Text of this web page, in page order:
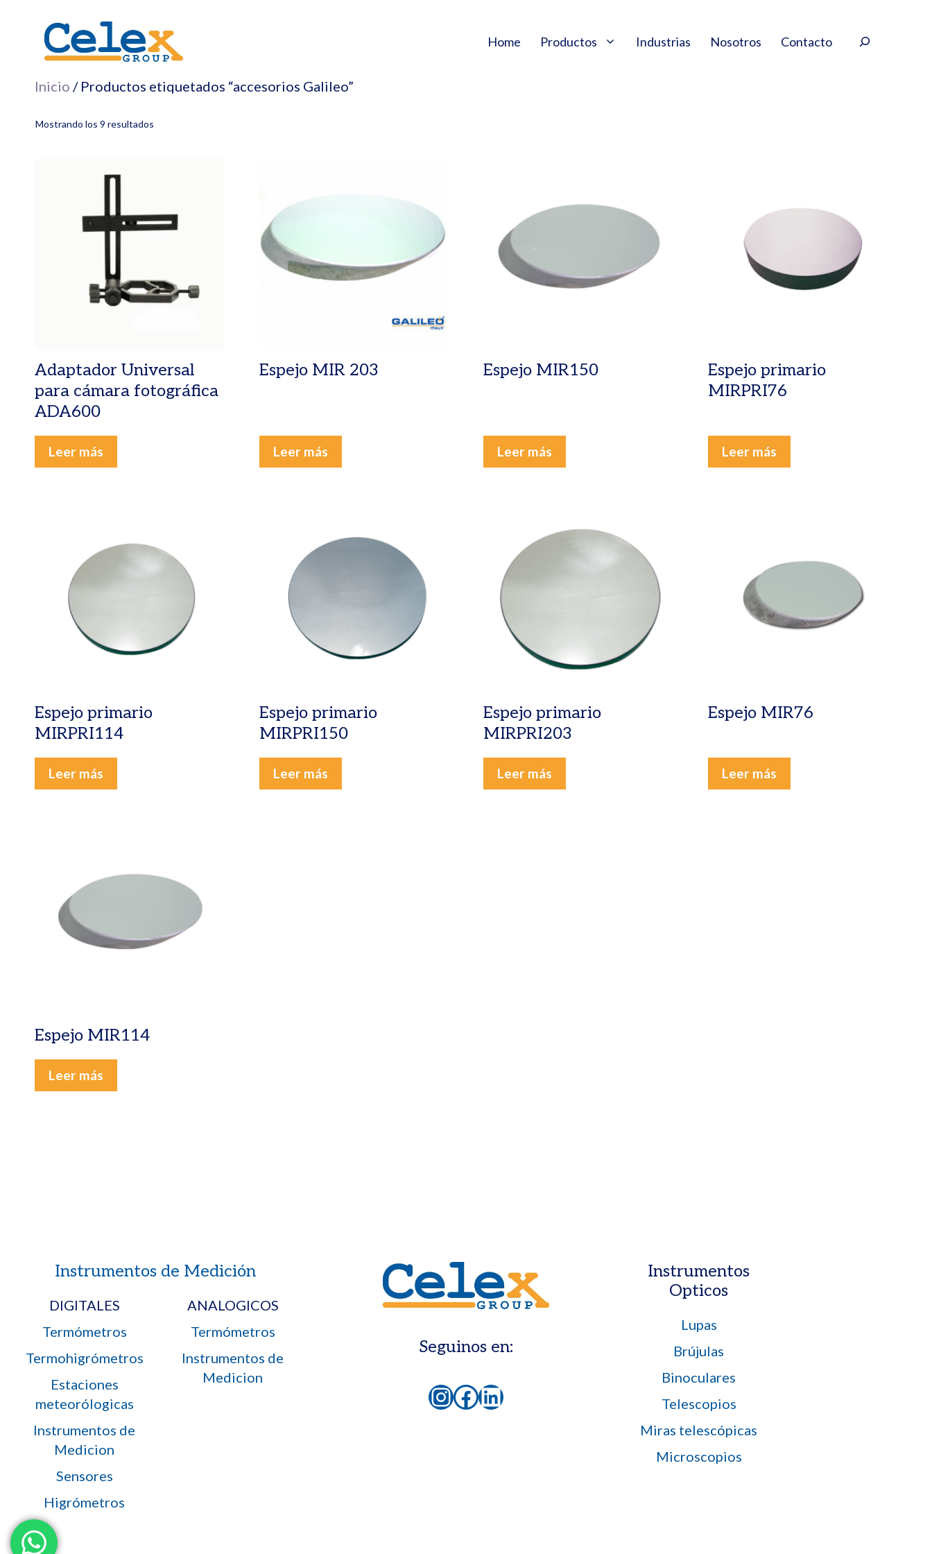
contenido
Home Productos Industrias Nosotros Contacto Buscar
Inicio / Productos etiquetados “accesorios Galileo”
Mostrando los 9 resultados
Adaptador Universal
para cámara fotográfica
ADA600
Leer más
Espejo MIR 203
Leer más
Espejo MIR150
Leer más
Espejo primario
MIRPRI76
Leer más
Espejo primario
MIRPRI114
Leer más
Espejo primario
MIRPRI150
Leer más
Espejo primario
MIRPRI203
Leer más
Espejo MIR76
Leer más
Espejo MIR114
Leer más
Instrumentos de Medición
DIGITALES
Termómetros
Termohigrómetros
Estaciones
meteorólogicas
Instrumentos de
Medicion
Sensores
Higrómetros
ANALOGICOS
Termómetros
Instrumentos de
Medicion
Seguinos en:
Instagram
Facebook
LinkedIn
Instrumentos
Opticos
Lupas
Brújulas
Binoculares
Telescopios
Miras telescópicas
Microscopios